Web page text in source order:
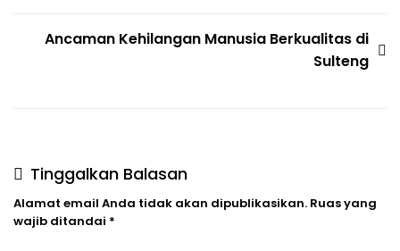
Ancaman Kehilangan Manusia Berkualitas di
Sulteng
Tinggalkan Balasan
Alamat email Anda tidak akan dipublikasikan. Ruas yang
wajib ditandai *